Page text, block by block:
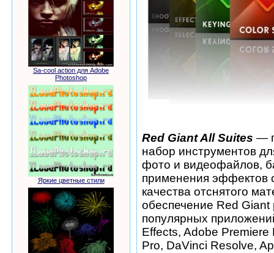
Sa-cool action для Adobe
Photoshop
Яркие цветные стили
Red Giant All Suites —
набор инструментов
фото и видеофайлов,
применения эффектов
качества отснятого
обеспечение Red
популярных
Effects, Adobe
Pro, DaVinci Resolve,